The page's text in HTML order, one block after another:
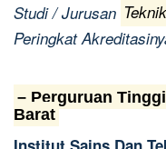
Studi / Jurusan
Peringkat
– Perguruan
Barat